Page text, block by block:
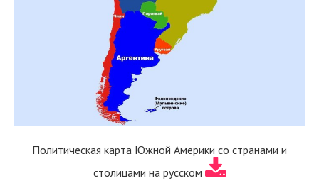
Политическая карта Южной Америки со странами и
столицами на русском